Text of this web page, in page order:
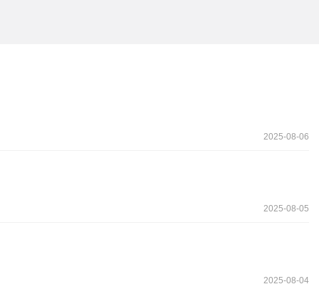
2025-08-06
2025-08-05
2025-08-04